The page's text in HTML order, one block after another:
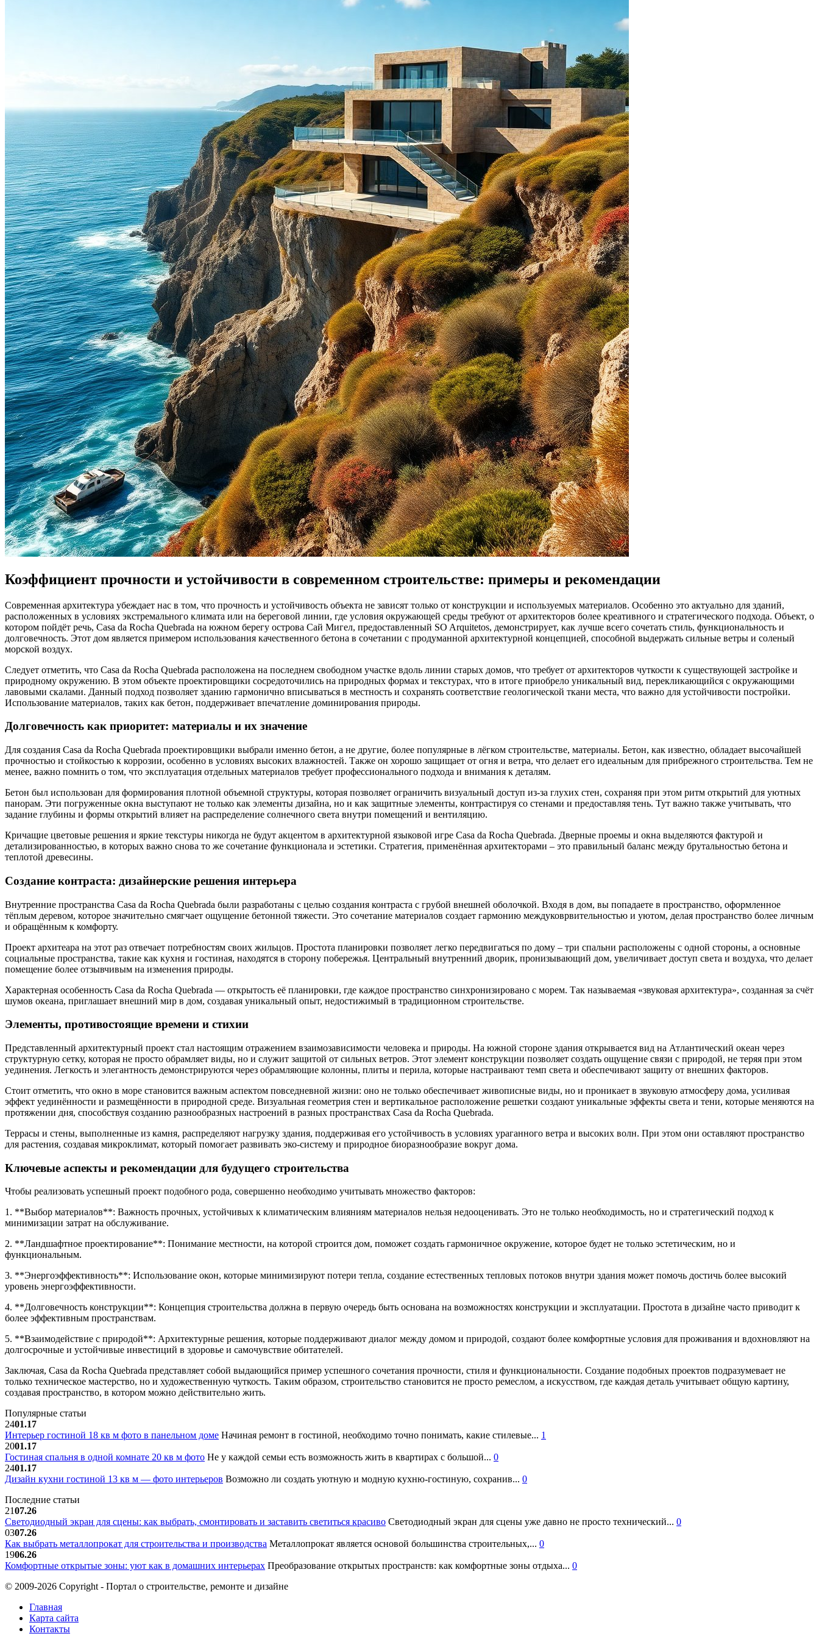
Коэффициент прочности и устойчивости в современном строительстве: примеры и рекомендации
Современная архитектура убеждает нас в том, что прочность и устойчивость объекта не зависят только от конструкции и используемых материалов. Особенно это актуально для зданий,
расположенных в условиях экстремального климата или на береговой линии, где условия окружающей среды требуют от архитекторов более креативного и стратегического подхода. Объект, о
котором пойдёт речь, Casa da Rocha Quebrada на южном берегу острова Сай Мигел, предоставленный SO Arquitetos, демонстрирует, как лучше всего сочетать стиль, функциональность и
долговечность. Этот дом является примером использования качественного бетона в сочетании с продуманной архитектурной концепцией, способной выдержать сильные ветры и соленый
морской воздух.
Следует отметить, что Casa da Rocha Quebrada расположена на последнем свободном участке вдоль линии старых домов, что требует от архитекторов чуткости к существующей застройке и
природному окружению. В этом объекте проектировщики сосредоточились на природных формах и текстурах, что в итоге приобрело уникальный вид, перекликающийся с окружающими
лавовыми скалами. Данный подход позволяет зданию гармонично вписываться в местность и сохранять соответствие геологической ткани места, что важно для устойчивости постройки.
Использование материалов, таких как бетон, поддерживает впечатление доминирования природы.
Долговечность как приоритет: материалы и их значение
Для создания Casa da Rocha Quebrada проектировщики выбрали именно бетон, а не другие, более популярные в лёгком строительстве, материалы. Бетон, как известно, обладает высочайшей
прочностью и стойкостью к коррозии, особенно в условиях высоких влажностей. Также он хорошо защищает от огня и ветра, что делает его идеальным для прибрежного строительства. Тем не
менее, важно помнить о том, что эксплуатация отдельных материалов требует профессионального подхода и внимания к деталям.
Бетон был использован для формирования плотной объемной структуры, которая позволяет ограничить визуальный доступ из-за глухих стен, сохраняя при этом ритм открытий для уютных
панорам. Эти погруженные окна выступают не только как элементы дизайна, но и как защитные элементы, контрастируя со стенами и предоставляя тень. Тут важно также учитывать, что
задание глубины и формы открытий влияет на распределение солнечного света внутри помещений и вентиляцию.
Кричащие цветовые решения и яркие текстуры никогда не будут акцентом в архитектурной языковой игре Casa da Rocha Quebrada. Дверные проемы и окна выделяются фактурой и
детализированностью, в которых важно снова то же сочетание функционала и эстетики. Стратегия, применённая архитекторами – это правильный баланс между брутальностью бетона и
теплотой древесины.
Создание контраста: дизайнерские решения интерьера
Внутренние пространства Casa da Rocha Quebrada были разработаны с целью создания контраста с грубой внешней оболочкой. Входя в дом, вы попадаете в пространство, оформленное
тёплым деревом, которое значительно смягчает ощущение бетонной тяжести. Это сочетание материалов создает гармонию междуковрвительностью и уютом, делая пространство более личным
и обращённым к комфорту.
Проект архитеара на этот раз отвечает потребностям своих жильцов. Простота планировки позволяет легко передвигаться по дому – три спальни расположены с одной стороны, а основные
социальные пространства, такие как кухня и гостиная, находятся в сторону побережья. Центральный внутренний дворик, пронизывающий дом, увеличивает доступ света и воздуха, что делает
помещение более отзывчивым на изменения природы.
Характерная особенность Casa da Rocha Quebrada — открытость её планировки, где каждое пространство синхронизировано с морем. Так называемая «звуковая архитектура», созданная за счёт
шумов океана, приглашает внешний мир в дом, создавая уникальный опыт, недостижимый в традиционном строительстве.
Элементы, противостоящие времени и стихии
Представленный архитектурный проект стал настоящим отражением взаимозависимости человека и природы. На южной стороне здания открывается вид на Атлантический океан через
структурную сетку, которая не просто обрамляет виды, но и служит защитой от сильных ветров. Этот элемент конструкции позволяет создать ощущение связи с природой, не теряя при этом
уединения. Легкость и элегантность демонстрируются через обрамляющие колонны, плиты и перила, которые настраивают темп света и обеспечивают защиту от внешних факторов.
Стоит отметить, что окно в море становится важным аспектом повседневной жизни: оно не только обеспечивает живописные виды, но и проникает в звуковую атмосферу дома, усиливая
эффект уединённости и размещённости в природной среде. Визуальная геометрия стен и вертикальное расположение решетки создают уникальные эффекты света и тени, которые меняются на
протяжении дня, способствуя созданию разнообразных настроений в разных пространствах Casa da Rocha Quebrada.
Террасы и стены, выполненные из камня, распределяют нагрузку здания, поддерживая его устойчивость в условиях ураганного ветра и высоких волн. При этом они оставляют пространство
для растения, создавая микроклимат, который помогает развивать эко-систему и природное биоразнообразие вокруг дома.
Ключевые аспекты и рекомендации для будущего строительства
Чтобы реализовать успешный проект подобного рода, совершенно необходимо учитывать множество факторов:
1. **Выбор материалов**: Важность прочных, устойчивых к климатическим влияниям материалов нельзя недооценивать. Это не только необходимость, но и стратегический подход к
минимизации затрат на обслуживание.
2. **Ландшафтное проектирование**: Понимание местности, на которой строится дом, поможет создать гармоничное окружение, которое будет не только эстетическим, но и
функциональным.
3. **Энергоэффективность**: Использование окон, которые минимизируют потери тепла, создание естественных тепловых потоков внутри здания может помочь достичь более высокий
уровень энергоэффективности.
4. **Долговечность конструкции**: Концепция строительства должна в первую очередь быть основана на возможностях конструкции и эксплуатации. Простота в дизайне часто приводит к
более эффективным пространствам.
5. **Взаимодействие с природой**: Архитектурные решения, которые поддерживают диалог между домом и природой, создают более комфортные условия для проживания и вдохновляют на
долгосрочные и устойчивые инвестиций в здоровье и самочувствие обитателей.
Заключая, Casa da Rocha Quebrada представляет собой выдающийся пример успешного сочетания прочности, стиля и функциональности. Создание подобных проектов подразумевает не
только техническое мастерство, но и художественную чуткость. Таким образом, строительство становится не просто ремеслом, а искусством, где каждая деталь учитывает общую картину,
создавая пространство, в котором можно действительно жить.
Популярные статьи
2401.17
Интерьер гостиной 18 кв м фото в панельном доме Начиная ремонт в гостиной, необходимо точно понимать, какие стилевые... 1
2001.17
Гостиная спальня в одной комнате 20 кв м фото Не у каждой семьи есть возможность жить в квартирах с большой... 0
2401.17
Дизайн кухни гостиной 13 кв м — фото интерьеров Возможно ли создать уютную и модную кухню-гостиную, сохранив... 0
Последние статьи
2107.26
Светодиодный экран для сцены: как выбрать, смонтировать и заставить светиться красиво Светодиодный экран для сцены уже давно не просто технический... 0
0307.26
Как выбрать металлопрокат для строительства и производства Металлопрокат является основой большинства строительных,... 0
1906.26
Комфортные открытые зоны: уют как в домашних интерьерах Преобразование открытых пространств: как комфортные зоны отдыха... 0
© 2009-2026 Copyright - Портал о строительстве, ремонте и дизайне
Главная
Карта сайта
Контакты